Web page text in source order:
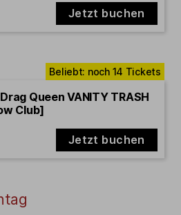
Jetzt buchen
Queen VANITY TRASH
Club]
Jetzt buchen